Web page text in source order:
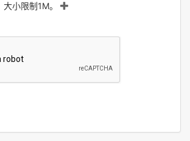
小限制1M。